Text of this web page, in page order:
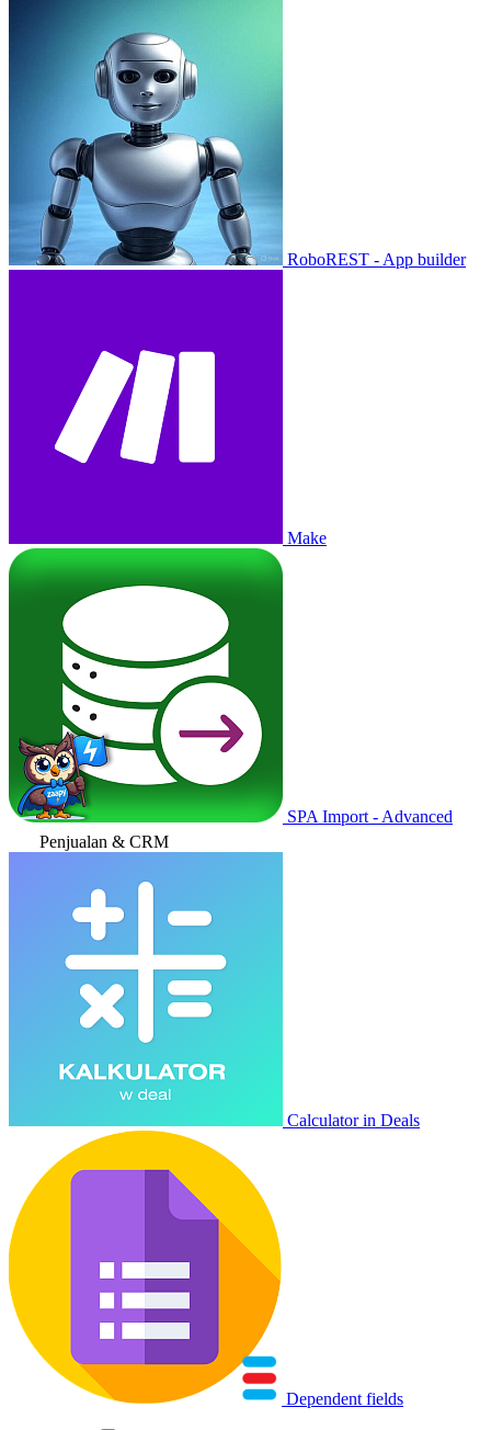
RoboREST - App builder
Make
SPA Import - Advanced
Penjualan & CRM
Calculator in Deals
Dependent fields